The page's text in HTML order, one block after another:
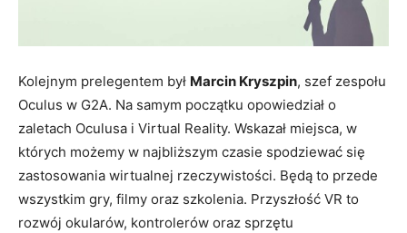
Kolejnym prelegentem był Marcin Kryszpin, szef zespołu
Oculus w G2A. Na samym początku opowiedział o
zaletach Oculusa i Virtual Reality. Wskazał miejsca, w
których możemy w najbliższym czasie spodziewać się
zastosowania wirtualnej rzeczywistości. Będą to przede
wszystkim gry, filmy oraz szkolenia. Przyszłość VR to
rozwój okularów, kontrolerów oraz sprzętu